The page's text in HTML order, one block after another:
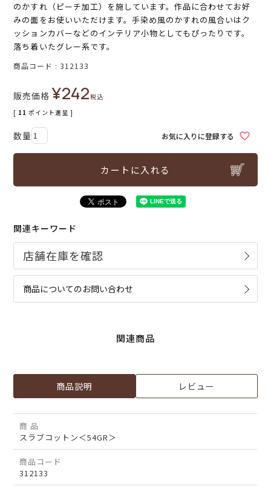
のかすれ（ピーチ加工）を施しています。作品に合わせてお好
みの面をお使いいただけます。手染め風のかすれの風合いはク
ッションカバーなどのインテリア小物としてもぴったりです。
落ち着いたグレー系です。
商品コード 312133
販売価格 ¥242税込
[ 11 ポイント進呈 ]
お気に入りに登録する
カートに入れる
関連キーワード
商品についてのお問い合わせ
関連商品
商品説明 レビュー
商 品
スラブコットン＜54GR＞
商品コード
312133